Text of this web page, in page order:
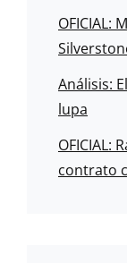
OFICIAL:
Análisis:
lupa
OFICIAL:
contrato